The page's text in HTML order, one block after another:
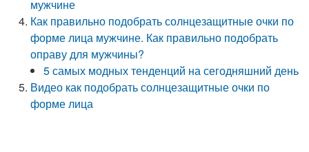
мужчине
Как правильно подобрать солнцезащитные очки по
форме лица мужчине. Как правильно подобрать
оправу для мужчины?
5 самых модных тенденций на сегодняшний день
Видео как подобрать солнцезащитные очки по
форме лица